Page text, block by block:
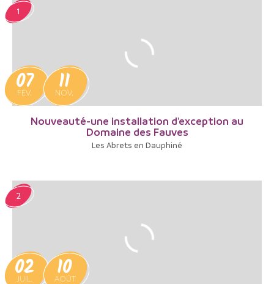
Nouveauté-une installation d'exception au
Domaine des Fauves
Les Abrets en Dauphiné
07
FÉV. 11
NOV.
1
02
JUIL. 10
AOÛT
2